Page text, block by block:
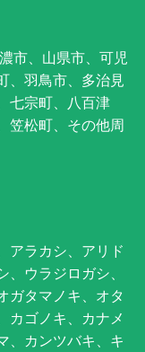
市、山県市、可児
、羽鳥市、多治見
七宗町、八百津
笠松町、その他周
アラカシ、アリド
ウラジロガシ、
ガタマノキ、オタ
カゴノキ、カナメ
、カンツバキ、キ